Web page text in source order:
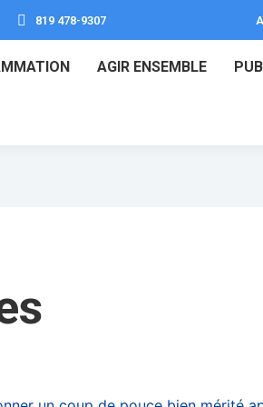
819 478-9307
AGIR ENSEMBLE